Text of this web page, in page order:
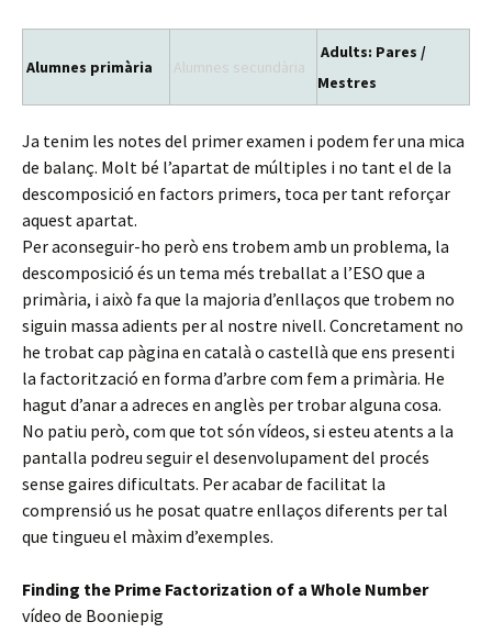
Alumnes primària Alumnes secundària
Adults: Pares /
Mestres
Ja tenim les notes del primer examen i podem fer una mica
de balanç. Molt bé l’apartat de múltiples i no tant el de la
descomposició en factors primers, toca per tant reforçar
aquest apartat.
Per aconseguir-ho però ens trobem amb un problema, la
descomposició és un tema més treballat a l’ESO que a
primària, i això fa que la majoria d’enllaços que trobem no
siguin massa adients per al nostre nivell. Concretament no
he trobat cap pàgina en català o castellà que ens presenti
la factorització en forma d’arbre com fem a primària. He
hagut d’anar a adreces en anglès per trobar alguna cosa.
No patiu però, com que tot són vídeos, si esteu atents a la
pantalla podreu seguir el desenvolupament del procés
sense gaires dificultats. Per acabar de facilitat la
comprensió us he posat quatre enllaços diferents per tal
que tingueu el màxim d’exemples.
Finding the Prime Factorization of a Whole Number
vídeo de Booniepig